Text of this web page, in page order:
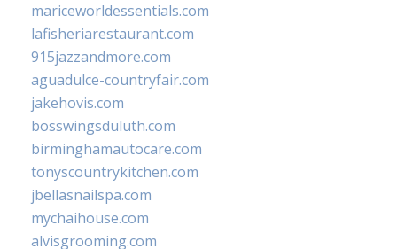
mariceworldessentials.com
lafisheriarestaurant.com
915jazzandmore.com
aguadulce-countryfair.com
jakehovis.com
bosswingsduluth.com
birminghamautocare.com
tonyscountrykitchen.com
jbellasnailspa.com
mychaihouse.com
alvisgrooming.com